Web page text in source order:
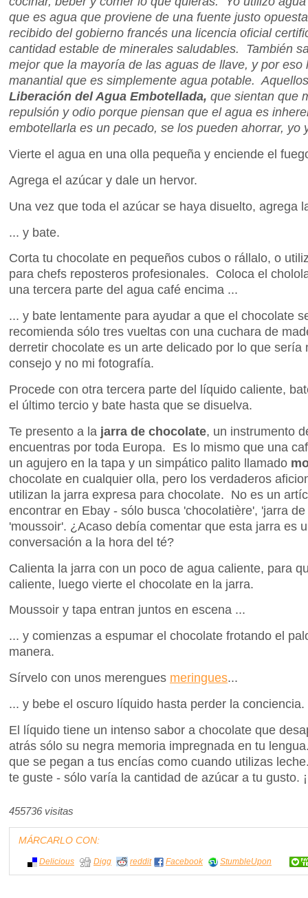
que es agua que proviene de una fuente justo
recibido del gobierno francés una licencia oficial
cantidad estable de minerales saludables. También
mejor que la mayoría de las aguas de llave, y por
manantial que es simplemente agua potable.
Liberación del Agua Embotellada, que sientan que
repulsión y odio porque piensan que el agua es
embotellarla es un pecado, se los pueden ahorrar, yo
Vierte el agua en una olla pequeña y enciende el
Agrega el azúcar y dale un hervor.
Una vez que toda el azúcar se haya disuelto, agrega
... y bate.
Corta tu chocolate en pequeños cubos o rállalo, o
para chefs reposteros profesionales. Coloca el
una tercera parte del agua café encima ...
... y bate lentamente para ayudar a que el chocolate
recomienda sólo tres vueltas con una cuchara de
derretir chocolate es un arte delicado por lo que sería
consejo y no mi fotografía.
Procede con otra tercera parte del líquido caliente,
el último tercio y bate hasta que se disuelva.
Te presento a la jarra de chocolate, un instrumento
encuentras por toda Europa. Es lo mismo que una
un agujero en la tapa y un simpático palito llamado
chocolate en cualquier olla, pero los verdaderos
utilizan la jarra expresa para chocolate. No es un
encontrar en Ebay - sólo busca 'chocolatière', 'jarra
'moussoir'. ¿Acaso debía comentar que esta jarra es
conversación a la hora del té?
Calienta la jarra con un poco de agua caliente, para
caliente, luego vierte el chocolate en la jarra.
Moussoir y tapa entran juntos en escena ...
... y comienzas a espumar el chocolate frotando el
manera.
Sírvelo con unos merengues meringues...
... y bebe el oscuro líquido hasta perder la conciencia.
El líquido tiene un intenso sabor a chocolate que
atrás sólo su negra memoria impregnada en tu
que se pegan a tus encías como cuando utilizas
te guste - sólo varía la cantidad de azúcar a tu gusto.
455736 visitas
MÁRCARLO CON:
Delicious Digg reddit Facebook StumbleUpon